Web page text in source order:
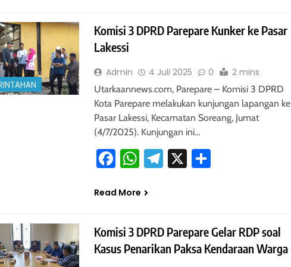
Komisi 3 DPRD Parepare Kunker ke Pasar
Lakessi
Admin 4 Juli 2025 0 2 mins
Utarkaannews.com, Parepare – Komisi 3 DPRD
Kota Parepare melakukan kunjungan lapangan ke
Pasar Lakessi, Kecamatan Soreang, Jumat
(4/7/2025). Kunjungan ini…
Facebook
WhatsApp
Telegram
X Share
Read More
Komisi 3 DPRD Parepare Gelar RDP soal
Kasus Penarikan Paksa Kendaraan Warga